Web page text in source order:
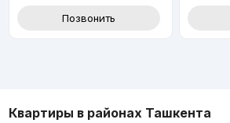
Позвонить
Квартиры в районах Ташкента